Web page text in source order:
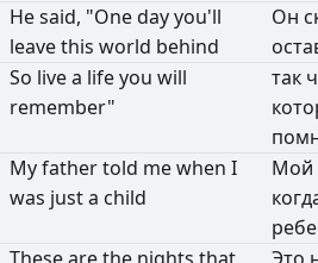
Hesaid, "Onedayyou'll
leavethis world behind
Он
So livea lifeyou will
remember"
так
Myfathertold mewhen I
was justa child
Мой